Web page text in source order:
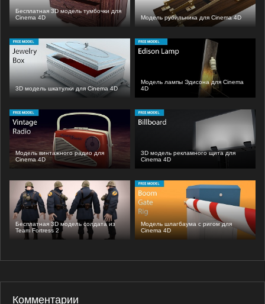
Бесплатная 3D модель тумбочки для
Cinema 4D
Модель рубильника для Cinema 4D
3D модель шкатулки для Cinema 4D
Модель лампы Эдисона для Cinema
4D
Модель винтажного радио для
Cinema 4D
3D модель рекламного щита для
Cinema 4D
Бесплатная 3D модель солдата из
Team Fortress 2
Модель шлагбаума с ригом для
Cinema 4D
Комментарии